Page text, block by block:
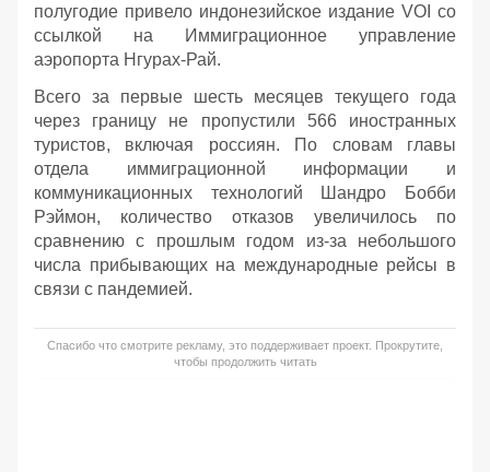
полугодие привело индонезийское издание VOI со
ссылкой на Иммиграционное управление
аэропорта Нгурах-Рай.
Всего за первые шесть месяцев текущего года
через границу не пропустили 566 иностранных
туристов, включая россиян. По словам главы
отдела иммиграционной информации и
коммуникационных технологий Шандро Бобби
Рэймон, количество отказов увеличилось по
сравнению с прошлым годом из-за небольшого
числа прибывающих на международные рейсы в
связи с пандемией.
Спасибо что смотрите рекламу, это поддерживает проект. Прокрутите,
чтобы продолжить читать